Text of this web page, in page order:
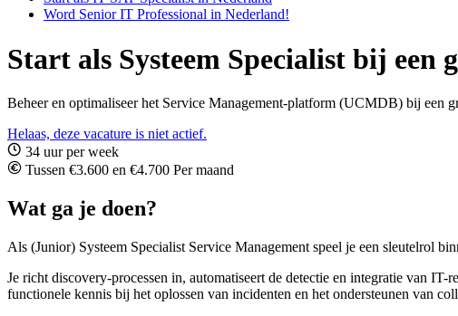
Word Senior IT Professional in Nederland!
Start als Systeem Specialist bij een
Beheer en optimaliseer het Service Management-platform (UCMDB) bij een
Helaas, deze vacature is niet actief.
34 uur per week
Tussen €3.600 en €4.700 Per maand
Wat ga je doen?
Als (Junior) Systeem Specialist Service Management speel je een sleutelrol
Je richt discovery-processen in, automatiseert de detectie en integratie van
functionele kennis bij het oplossen van incidenten en het ondersteunen van